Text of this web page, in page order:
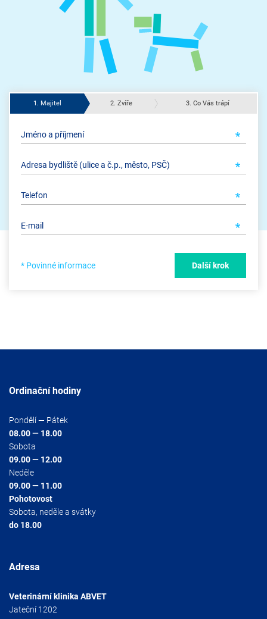
1. Majitel 2. Zvíře 3. Co Vás trápí
* Povinné informace Další krok
Ordinační hodiny
Pondělí — Pátek
08.00 — 18.00
Sobota
09.00 — 12.00
Neděle
09.00 — 11.00
Pohotovost
Sobota, neděle a svátky
do 18.00
Adresa
Veterinární klinika ABVET
Jateční 1202